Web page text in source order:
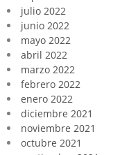
julio 2022
junio 2022
mayo 2022
abril 2022
marzo 2022
febrero 2022
enero 2022
diciembre 2021
noviembre 2021
octubre 2021